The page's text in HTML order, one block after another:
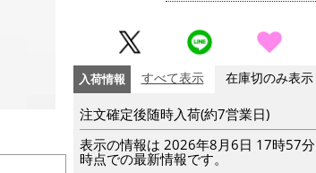
入荷情報 すべて表示 在庫切のみ表示
注文確定後随時入荷(約7営業日)
表示の情報は 2026年8月6日 17時57分
時点での最新情報です。